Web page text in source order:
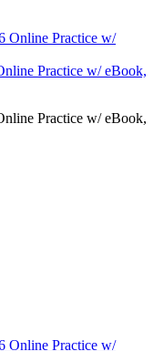
Practice w/ eBook,
Practice w/ eBook,